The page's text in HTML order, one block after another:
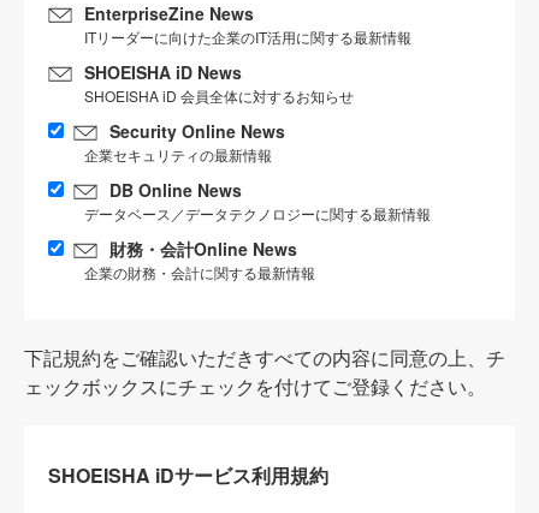
EnterpriseZine News
ITリーダーに向けた企業のIT活用に関する最新情報
SHOEISHA iD News
SHOEISHA iD 会員全体に対するお知らせ
Security Online News
企業セキュリティの最新情報
DB Online News
データベース／データテクノロジーに関する最新情報
財務・会計Online News
企業の財務・会計に関する最新情報
下記規約をご確認いただきすべての内容に同意の上、チ
ェックボックスにチェックを付けてご登録ください。
SHOEISHA iDサービス利用規約